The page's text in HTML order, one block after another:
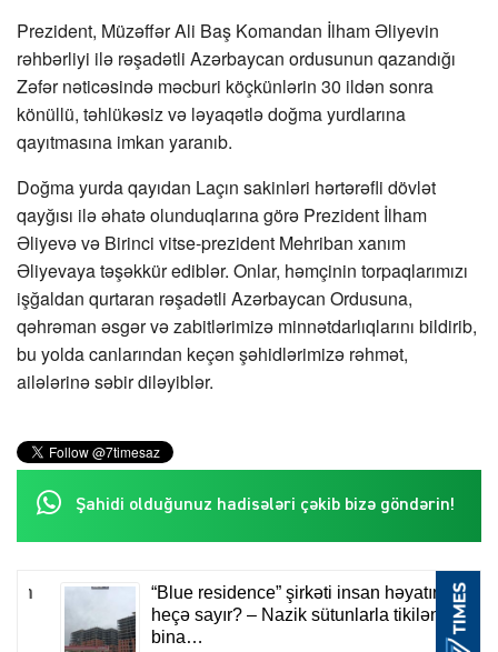
Prezident, Müzəffər Ali Baş Komandan İlham Əliyevin
rəhbərliyi ilə rəşadətli Azərbaycan ordusunun qazandığı
Zəfər nəticəsində məcburi köçkünlərin 30 ildən sonra
könüllü, təhlükəsiz və ləyaqətlə doğma yurdlarına
qayıtmasına imkan yaranıb.
Doğma yurda qayıdan Laçın sakinləri hərtərəfli dövlət
qayğısı ilə əhatə olunduqlarına görə Prezident İlham
Əliyevə və Birinci vitse-prezident Mehriban xanım
Əliyevaya təşəkkür ediblər. Onlar, həmçinin torpaqlarımızı
işğaldan qurtaran rəşadətli Azərbaycan Ordusuna,
qəhrəman əsgər və zabitlərimizə minnətdarlıqlarını bildirib,
bu yolda canlarından keçən şəhidlərimizə rəhmət,
ailələrinə səbir diləyiblər.
Şahidi olduğunuz hadisələri çəkib bizə göndərin!